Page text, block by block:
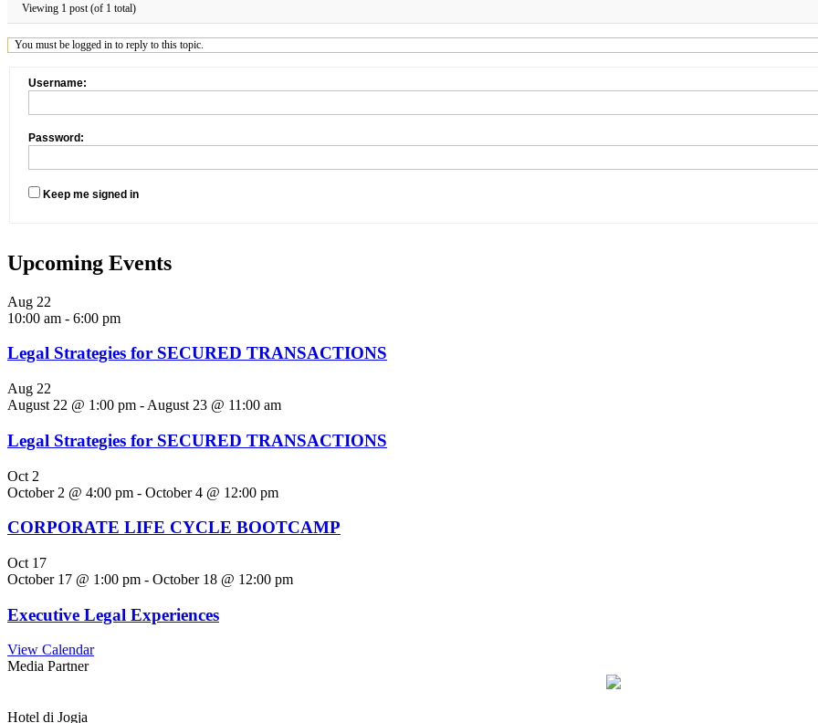
Viewing 1 post (of 1 total)
You must be logged in to reply to this topic.
Username:
Password:
Keep me signed in
Upcoming Events
Aug 22
10:00 am - 6:00 pm
Legal Strategies for SECURED TRANSACTIONS
Aug 22
August 22 @ 1:00 pm - August 23 @ 11:00 am
Legal Strategies for SECURED TRANSACTIONS
Oct 2
October 2 @ 4:00 pm - October 4 @ 12:00 pm
CORPORATE LIFE CYCLE BOOTCAMP
Oct 17
October 17 @ 1:00 pm - October 18 @ 12:00 pm
Executive Legal Experiences
View Calendar
Media Partner
Hotel di Jogja